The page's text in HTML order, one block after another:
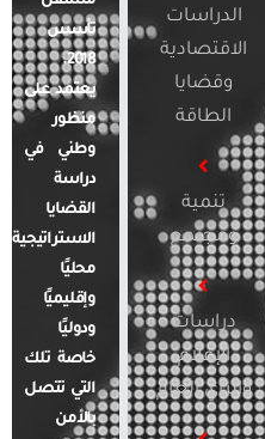
الدراسات
الاقتصادية
وقضايا
الطاقة
تنمية
ومجتمع
دراسات
الإعلام
والرأي العام
تأسس
2018.
يعتمد على
منظور
وطني في
دراسة
القضايا
الاستراتيجية
محليًا
وإقليميًا
ودوليًا
خاصة تلك
التي تتصل
بالأمن